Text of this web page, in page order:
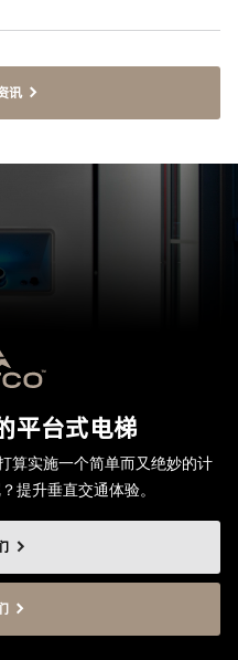
讯
平台式电梯
算实施一个简单而又绝妙的计
提升垂直交通体验。